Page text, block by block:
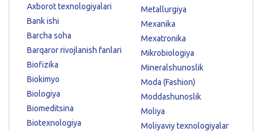
Axborot texnologiyalari
Bank ishi
Barcha soha
Barqaror rivojlanish fanlari
Biofizika
Biokimyo
Biologiya
Biomeditsina
Biotexnologiya
Metallurgiya
Mexanika
Mexatronika
Mikrobiologiya
Mineralshunoslik
Moda (Fashion)
Moddashunoslik
Moliya
Moliyaviy texnologiyalar